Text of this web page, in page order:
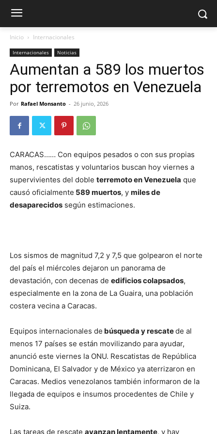
Inicio Internacionales
Internacionales Noticias
Aumentan a 589 los muertos
por terremotos en Venezuela
Por Rafael Monsanto - 26 junio, 2026
CARACAS…… Con equipos pesados o con sus propias
manos, rescatistas y voluntarios buscan hoy viernes a
supervivientes del doble terremoto en Venezuela que
causó oficialmente 589 muertos, y miles de
desaparecidos según estimaciones.
Los sismos de magnitud 7,2 y 7,5 que golpearon el norte
del país el miércoles dejaron un panorama de
devastación, con decenas de edificios colapsados,
especialmente en la zona de La Guaira, una población
costera vecina a Caracas.
Equipos internacionales de búsqueda y rescatede al
menos 17 países se están movilizando para ayudar,
anunció este viernes la ONU. Rescatistas de República
Dominicana, El Salvador y de México ya aterrizaron en
Caracas. Medios venezolanos también informaron de la
llegada de equipos e insumos procedentes de Chile y
Suiza.
Las tareas de rescate avanzan lentamente, y hay